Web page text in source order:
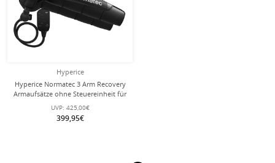
Hyperice
Hyperice Normatec 3 Arm Recovery
Armaufsätze ohne Steuereinheit für
die Arme
UVP: 425,00€
399,95€